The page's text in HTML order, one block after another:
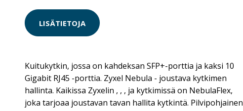
LISÄTIETOJA
Kuitukytkin, jossa on kahdeksan SFP+-porttia ja kaksi 10
Gigabit RJ45 -porttia. Zyxel Nebula - joustava kytkimen
hallinta. Kaikissa Zyxelin , , , ja kytkimissä on NebulaFlex,
joka tarjoaa joustavan tavan hallita kytkintä. Pilvipohjainen